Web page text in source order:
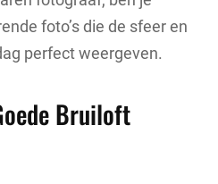
foto’s die de sfeer en
perfect weergeven.
Bruiloft